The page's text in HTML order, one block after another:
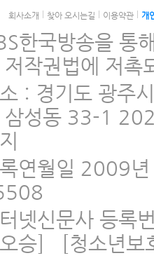
회사소개 찾아 오시는길 이용약관 개
한국방송을 통
저작권법에 저촉
: 경기도 광주
삼성동 33-1
연월일 2009
넷신문사 등
승] [청소년보